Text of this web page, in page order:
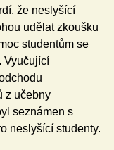
že neslyšící
udělat zkoušku
studentům se
Vyučující
z učebny
seznámen s
neslyšící studenty.